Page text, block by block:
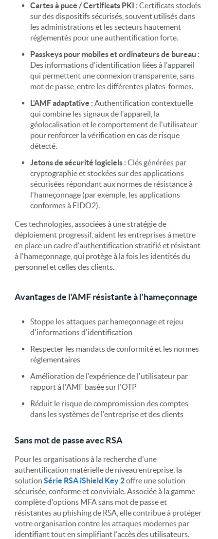
Cartes à puce / Certificats PKI :Certificats stockés
sur des dispositifs sécurisés, souvent utilisés dans
les administrations et les secteurs hautement
réglementés pour une authentification forte.
Passkeys pour mobiles et ordinateurs de bureau :
Des informations d'identification liées à l'appareil
qui permettent une connexion transparente, sans
mot de passe, entre les différentes plates-formes.
L'AMF adaptative : Authentification contextuelle
qui combine les signaux de l'appareil, la
géolocalisation et le comportement de l'utilisateur
pour renforcer la vérification en cas de risque
détecté.
Jetons de sécurité logiciels :Clés générées par
cryptographie et stockées sur des applications
sécurisées répondant aux normes de résistance à
l'hameçonnage (par exemple, les applications
conformes à FIDO2).
Ces technologies, associées à une stratégie de
déploiement progressif, aident les entreprises à mettre
en place un cadre d'authentification stratifié et résistant
à l'hameçonnage, qui protège à la fois les identités du
personnel et celles des clients.
Avantages de l'AMF résistante à l'hameçonnage
Stoppe les attaques par hameçonnage et rejeu
d'informations d'identification
Respecter les mandats de conformité et les normes
réglementaires
Amélioration de l'expérience de l'utilisateur par
rapport à l'AMF basée sur l'OTP
Réduit le risque de compromission des comptes
dans les systèmes de l'entreprise et des clients
Sans mot de passe avec RSA
Pour les organisations à la recherche d'une
authentification matérielle de niveau entreprise, la
solution Série RSA iShield Key 2offre une solution
sécurisée, conforme et conviviale. Associée à la gamme
complète d'options MFA sans mot de passe et
résistantes au phishing de RSA, elle contribue à protéger
votre organisation contre les attaques modernes par
identifiant tout en simplifiant l'accès des utilisateurs.